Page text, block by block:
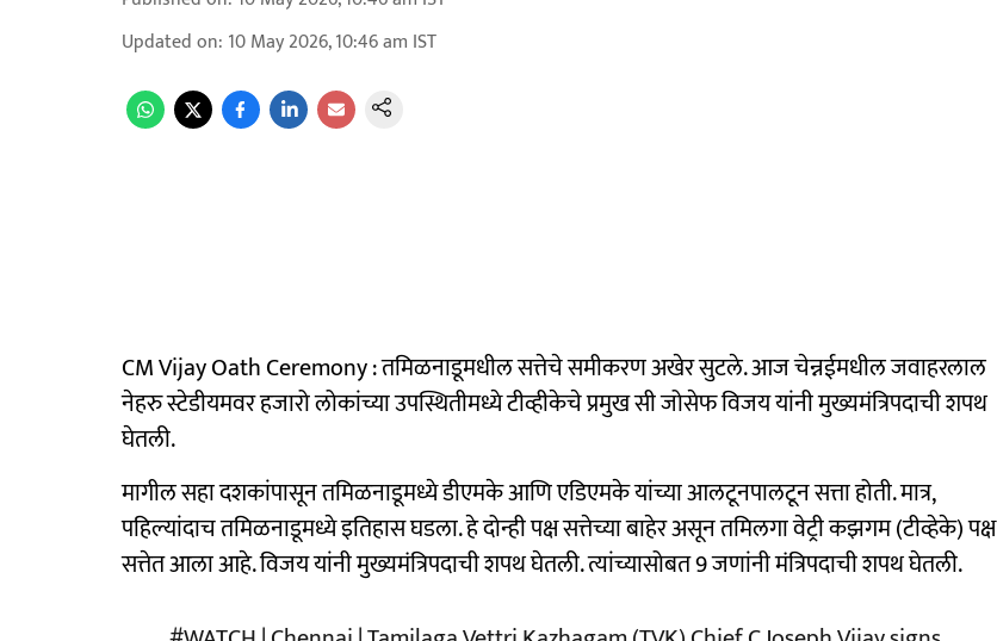
Updated on: 10 May 2026, 10:46 am IST
CM Vijay Oath Ceremony : तमिळनाडूमधील सत्तेचे समीकरण अखेर सुटले. आज चेन्नईमधील जवाहरलाल
नेहरु स्टेडीयमवर हजारो लोकांच्या उपस्थितीमध्ये टीव्हीकेचे प्रमुख सी जोसेफ विजय यांनी मुख्यमंत्रि‍पदाची शपथ
घेतली.
मागील सहा दशकांपासून तमिळनाडूमध्ये डीएमके आणि एडिएमके यांच्या आलटूनपालटून सत्ता होती. मात्र,
पहिल्यांदाच तमिळनाडूमध्ये इतिहास घडला. हे दोन्ही पक्ष सत्तेच्या बाहेर असून तमिलगा वेट्री कझगम (टीव्हेके) पक्ष
सत्तेत आला आहे. विजय यांनी मुख्यमंत्रि‍पदाची शपथ घेतली. त्यांच्यासोबत 9 जणांनी मंत्रि‍पदाची शपथ घेतली.